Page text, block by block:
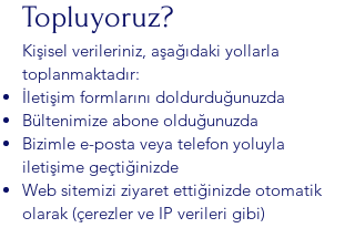
Topluyoruz?
Kişisel verileriniz, aşağıdaki yollarla
toplanmaktadır:
İletişim formlarını doldurduğunuzda
Bültenimize abone olduğunuzda
Bizimle e-posta veya telefon yoluyla
iletişime geçtiğinizde
Web sitemizi ziyaret ettiğinizde otomatik
olarak (çerezler ve IP verileri gibi)